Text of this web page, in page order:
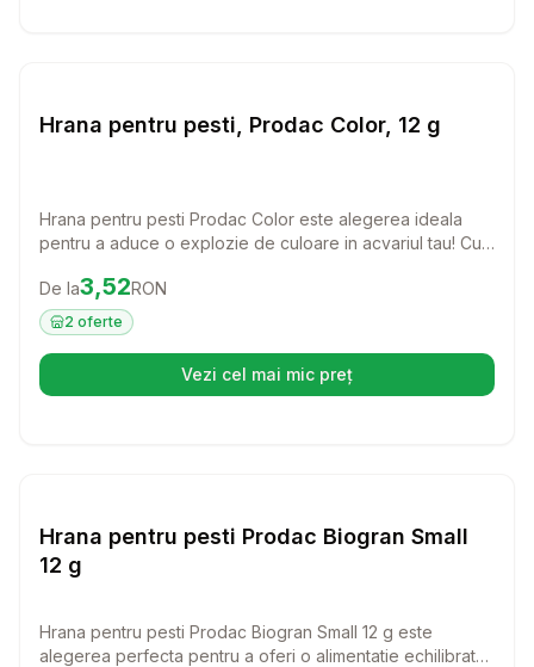
Hrana Pesti
Hrana pentru pesti, Prodac Color, 12 g
Hrana pentru pesti Prodac Color este alegerea ideala
pentru a aduce o explozie de culoare in acvariul tau! Cu
hrana sub forma de fulgi va accentua nuantele vibrante
ale pestilor tai tropicali, oferindu-le o dieta sanatoasa si
delicioasa.
Preț:3.52 RON
De la3,52RON
2 oferte
Vezi cel mai mic preț(se deschide într-o filă nouă)
Hrana Pesti
Hrana pentru pesti Prodac Biogran Small
12 g
Hrana pentru pesti Prodac Biogran Small 12 g este
alegerea perfecta pentru a oferi o alimentatie echilibrata